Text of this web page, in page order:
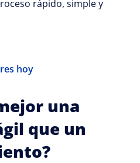
rápido, simple y
hoy
una
que un